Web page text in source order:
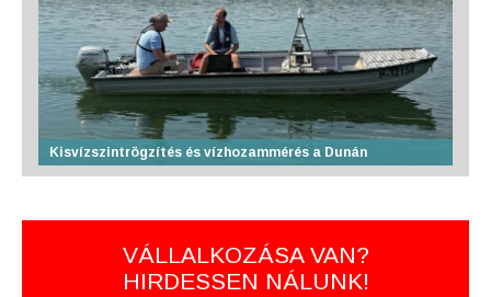
Kisvízszintrögzítés és vízhozammérés a Dunán
VÁLLALKOZÁSA VAN?
HIRDESSEN NÁLUNK!